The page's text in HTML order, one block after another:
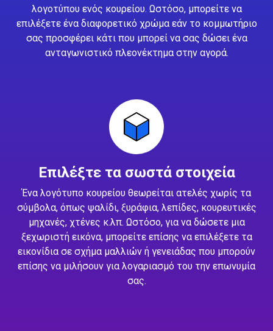
λογοτύπου ενός κουρείου. Ωστόσο, μπορείτε να
επιλέξετε ένα διαφορετικό χρώμα εάν το κομμωτήριο
σας προσφέρει κάτι που μπορεί να σας δώσει ένα
ανταγωνιστικό πλεονέκτημα στην αγορά.
Επιλέξτε τα σωστά στοιχεία
Ένα λογότυπο κουρείου θεωρείται ατελές χωρίς τα
σύμβολα, όπως ψαλίδι, ξυράφια, λεπίδες, κουρευτικές
μηχανές, χτένες κ.λπ. Ωστόσο, για να δώσετε μια
ξεχωριστή εικόνα, μπορείτε επίσης να επιλέξετε τα
εικονίδια σε σχήμα μαλλιών ή γενειάδας που μπορούν
επίσης να μιλήσουν για λογαριασμό του την επωνυμία
σας.